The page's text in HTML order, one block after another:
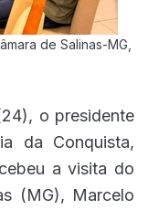
de Salinas-MG,
o presidente
da Conquista,
a visita do
(MG), Marcelo